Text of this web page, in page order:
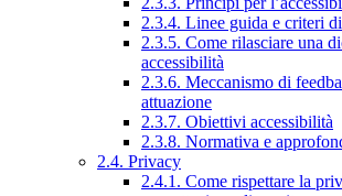
2.3.4. Linee guida e criteri
2.3.5. Come rilasciare una
accessibilità
2.3.6. Meccanismo di
attuazione
2.3.7. Obiettivi accessibilità
2.3.8. Normativa e
2.4. Privacy
2.4.1. Come rispettare la